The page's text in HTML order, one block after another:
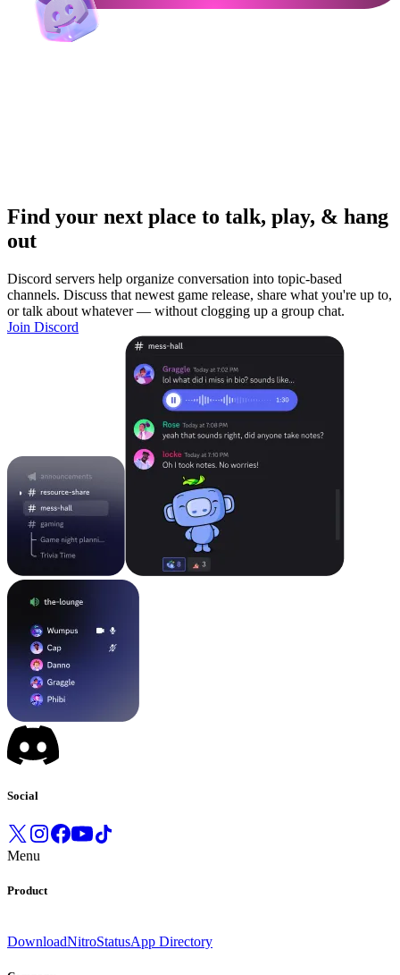
Find your next place to talk, play, & hang
out
Discord servers help organize conversation into topic-based
channels. Discuss that newest game release, share what you're up to,
or talk about whatever — without clogging up a group chat.
Join Discord
Social
Menu
Product
DownloadNitroStatusApp Directory